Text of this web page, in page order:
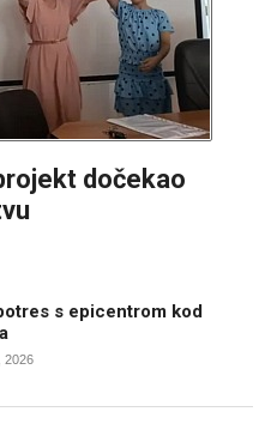
dočekao
s epicentrom kod
2026